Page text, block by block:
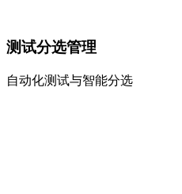
测试分选管理
自动化测试与智能分选